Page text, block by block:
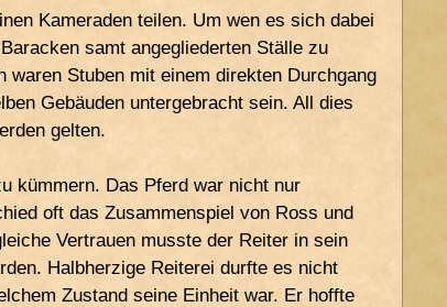
Kameraden teilen. Um wen es sich dabei
samt angegliederten Ställe zu
Stuben mit einem direkten Durchgang
Gebäuden untergebracht sein. All dies
gelten.
kümmern. Das Pferd war nicht nur
oft das Zusammenspiel von Ross und
Vertrauen musste der Reiter in sein
Halbherzige Reiterei durfte es nicht
Zustand seine Einheit war. Er hoffte